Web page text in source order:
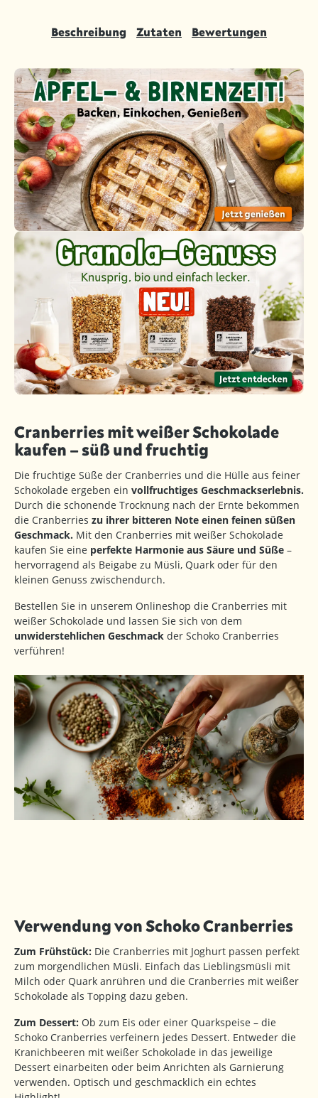
Beschreibung Zutaten Bewertungen
Cranberries mit weißer Schokolade
kaufen – süß und fruchtig
Die fruchtige Süße der Cranberries und die Hülle aus feiner
Schokolade ergeben ein vollfruchtiges Geschmackserlebnis.
Durch die schonende Trocknung nach der Ernte bekommen
die Cranberries zu ihrer bitteren Note einen feinen süßen
Geschmack. Mit den Cranberries mit weißer Schokolade
kaufen Sie eine perfekte Harmonie aus Säure und Süße –
hervorragend als Beigabe zu Müsli, Quark oder für den
kleinen Genuss zwischendurch.
Bestellen Sie in unserem Onlineshop die Cranberries mit
weißer Schokolade und lassen Sie sich von dem
unwiderstehlichen Geschmack der Schoko Cranberries
verführen!
Verwendung von Schoko Cranberries
Zum Frühstück: Die Cranberries mit Joghurt passen perfekt
zum morgendlichen Müsli. Einfach das Lieblingsmüsli mit
Milch oder Quark anrühren und die Cranberries mit weißer
Schokolade als Topping dazu geben.
Zum Dessert: Ob zum Eis oder einer Quarkspeise – die
Schoko Cranberries verfeinern jedes Dessert. Entweder die
Kranichbeeren mit weißer Schokolade in das jeweilige
Dessert einarbeiten oder beim Anrichten als Garnierung
verwenden. Optisch und geschmacklich ein echtes